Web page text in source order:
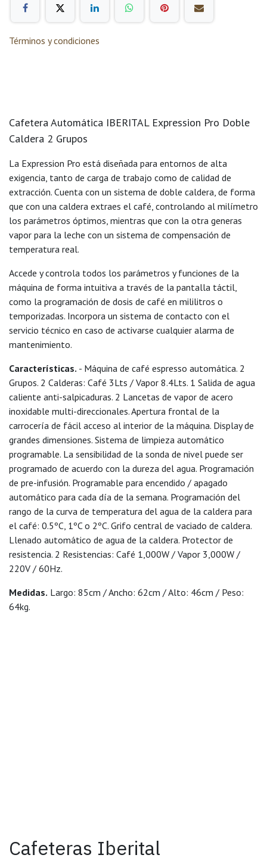
Términos y condiciones
Cafetera Automática IBERITAL Expression Pro Doble
Caldera 2 Grupos
La Expression Pro está diseñada para entornos de alta
exigencia, tanto de carga de trabajo como de calidad de
extracción. Cuenta con un sistema de doble caldera, de forma
que con una caldera extraes el café, controlando al milímetro
los parámetros óptimos, mientras que con la otra generas
vapor para la leche con un sistema de compensación de
temperatura real.
Accede y controla todos los parámetros y funciones de la
máquina de forma intuitiva a través de la pantalla táctil,
como la programación de dosis de café en mililitros o
temporizadas. Incorpora un sistema de contacto con el
servicio técnico en caso de activarse cualquier alarma de
mantenimiento.
Características. - Máquina de café espresso automática. 2
Grupos. 2 Calderas: Café 3Lts / Vapor 8.4Lts. 1 Salida de agua
caliente anti-salpicaduras. 2 Lancetas de vapor de acero
inoxidable multi-direccionales. Apertura frontal de la
carrocería de fácil acceso al interior de la máquina. Display de
grandes dimensiones. Sistema de limpieza automático
programable. La sensibilidad de la sonda de nivel puede ser
programado de acuerdo con la dureza del agua. Programación
de pre-infusión. Programable para encendido / apagado
automático para cada día de la semana. Programación del
rango de la curva de temperatura del agua de la caldera para
el café: 0.5ºC, 1ºC o 2ºC. Grifo central de vaciado de caldera.
Llenado automático de agua de la caldera. Protector de
resistencia. 2 Resistencias: Café 1,000W / Vapor 3,000W /
220V / 60Hz.
Medidas. Largo: 85cm / Ancho: 62cm / Alto: 46cm / Peso:
64kg.
Cafeteras Iberital